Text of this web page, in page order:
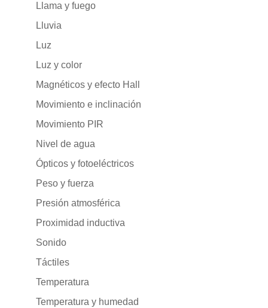
Llama y fuego
Lluvia
Luz
Luz y color
Magnéticos y efecto Hall
Movimiento e inclinación
Movimiento PIR
Nivel de agua
Ópticos y fotoeléctricos
Peso y fuerza
Presión atmosférica
Proximidad inductiva
Sonido
Táctiles
Temperatura
Temperatura y humedad